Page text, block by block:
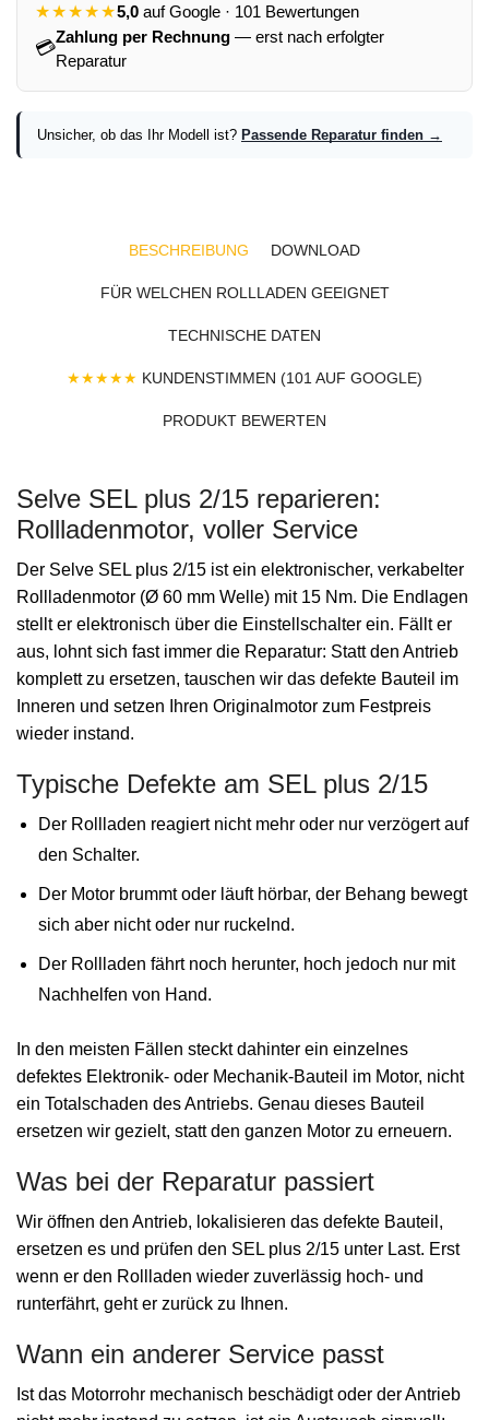
★★★★★5,0 auf Google · 101 Bewertungen
💳
Zahlung per Rechnung — erst nach erfolgter
Reparatur
Unsicher, ob das Ihr Modell ist? Passende Reparatur finden →
BESCHREIBUNG DOWNLOAD
FÜR WELCHEN ROLLLADEN GEEIGNET
TECHNISCHE DATEN
★★★★★ KUNDENSTIMMEN (101 AUF GOOGLE)
PRODUKT BEWERTEN
Selve SEL plus 2/15 reparieren:
Rollladenmotor, voller Service
Der Selve SEL plus 2/15 ist ein elektronischer, verkabelter
Rollladenmotor (Ø 60 mm Welle) mit 15 Nm. Die Endlagen
stellt er elektronisch über die Einstellschalter ein. Fällt er
aus, lohnt sich fast immer die Reparatur: Statt den Antrieb
komplett zu ersetzen, tauschen wir das defekte Bauteil im
Inneren und setzen Ihren Originalmotor zum Festpreis
wieder instand.
Typische Defekte am SEL plus 2/15
Der Rollladen reagiert nicht mehr oder nur verzögert auf
den Schalter.
Der Motor brummt oder läuft hörbar, der Behang bewegt
sich aber nicht oder nur ruckelnd.
Der Rollladen fährt noch herunter, hoch jedoch nur mit
Nachhelfen von Hand.
In den meisten Fällen steckt dahinter ein einzelnes
defektes Elektronik- oder Mechanik-Bauteil im Motor, nicht
ein Totalschaden des Antriebs. Genau dieses Bauteil
ersetzen wir gezielt, statt den ganzen Motor zu erneuern.
Was bei der Reparatur passiert
Wir öffnen den Antrieb, lokalisieren das defekte Bauteil,
ersetzen es und prüfen den SEL plus 2/15 unter Last. Erst
wenn er den Rollladen wieder zuverlässig hoch- und
runterfährt, geht er zurück zu Ihnen.
Wann ein anderer Service passt
Ist das Motorrohr mechanisch beschädigt oder der Antrieb